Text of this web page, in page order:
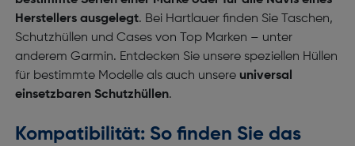
Herstellers ausgelegt. Bei Hartlauer finden Sie Taschen,
Schutzhüllen und Cases von Top Marken – unter
anderem Garmin. Entdecken Sie unsere speziellen Hüllen
für bestimmte Modelle als auch unsere universal
einsetzbaren Schutzhüllen.
Kompatibilität: So finden Sie das